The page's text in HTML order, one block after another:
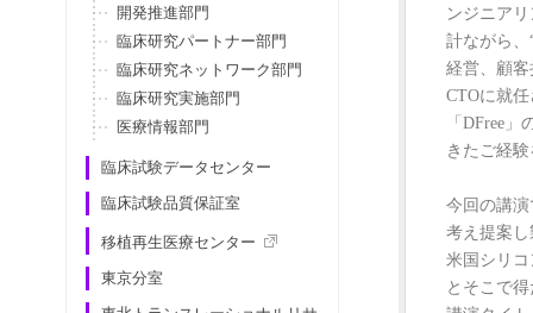
ンジニア
計ながら
経営、顧客
CTOに就
「DFree
きたご経
今回の講
考え提案
米国シリ
とそこで
開発推進部門
臨床研究パートナー部門
臨床研究ネットワーク部門
臨床研究実施部門
医療情報部門
臨床試験データセンター
臨床試験品質保証室
移植再生医療センター
東京分室